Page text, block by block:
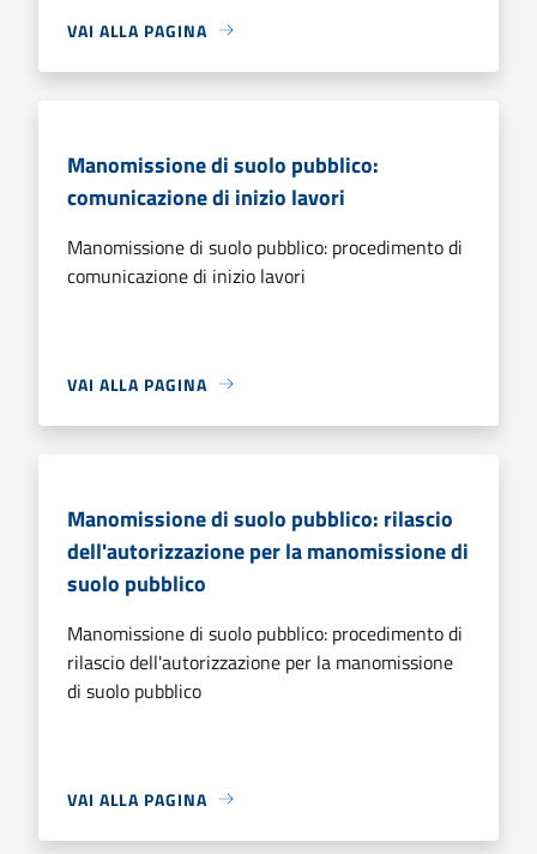
VAI ALLA PAGINA
Manomissione di suolo pubblico:
comunicazione di inizio lavori
Manomissione di suolo pubblico: procedimento di
comunicazione di inizio lavori
VAI ALLA PAGINA
Manomissione di suolo pubblico: rilascio
dell'autorizzazione per la manomissione di
suolo pubblico
Manomissione di suolo pubblico: procedimento di
rilascio dell'autorizzazione per la manomissione
di suolo pubblico
VAI ALLA PAGINA